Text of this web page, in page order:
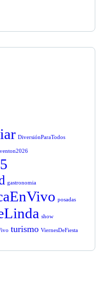
DiversiónParaTodos
gastronomia
posadas
show
turismo ViernesDeFiesta